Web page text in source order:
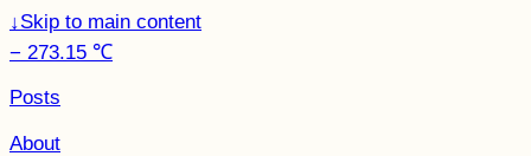
↓Skip to main content
− 273.15 ℃
Posts
About